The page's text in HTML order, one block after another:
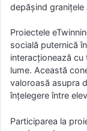
depășind granițele
Proiectele
socială puternică
interacționează
lume. Această
valoroasă asupra
înțelegere între
Participarea la